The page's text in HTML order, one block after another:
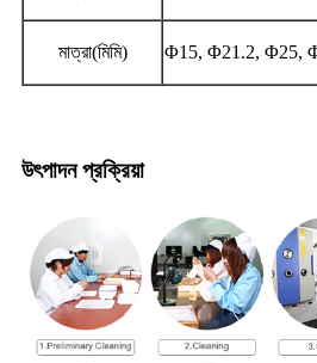
মাত্রা(মিমি) Φ15, Φ21.2, Φ25,
উৎপাদন প্রক্রিয়া